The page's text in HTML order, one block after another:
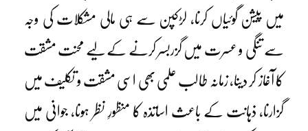
میں پیشن گوئیاں کرنا، لڑکپن سے ہی مالی مشکلات کی وجہ
سے تنگی و عسرت میں گزربسر کرنے کے لیے محنت مشقت
کا آغاز کر دینا، زمانہ طالب علمی بھی اسی مشقت و تکلیف میں
گزارنا، ذہانت کے باعث اساتذہ کا منظورِ نظر ہونا، جوانی میں